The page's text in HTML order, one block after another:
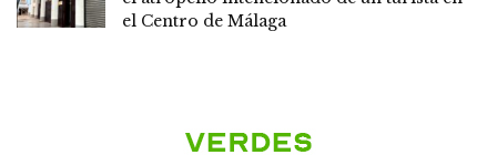
el Centro de Málaga